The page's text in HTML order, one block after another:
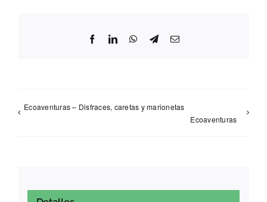
FacebookLinkedInWhatsApp
TelegramCorreo
Ecoaventuras – Disfraces, caretas y marionetas
Ecoaventuras